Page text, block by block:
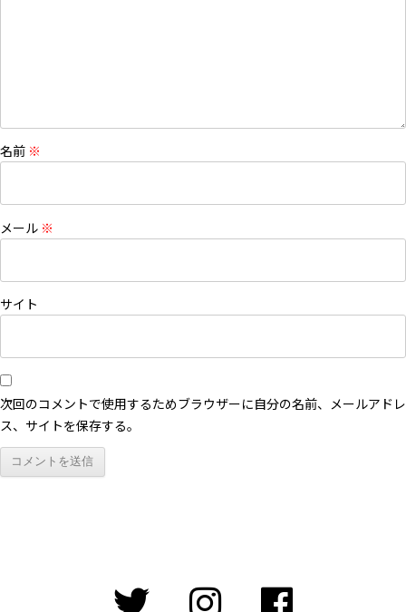
名前 ※
メール ※
サイト
次回のコメントで使用するためブラウザーに自分の名前、メールアドレ
ス、サイトを保存する。